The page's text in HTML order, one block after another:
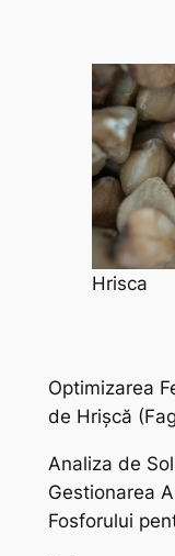
Hrisca
Optimizarea
de Hrișcă
Analiza de
Gestionarea
Fosforului